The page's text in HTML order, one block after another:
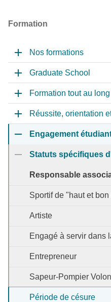
Formation
Nos formations
Graduate School
Formation tout au
Réussite, orientation
Engagement
Statuts spécifiques
Responsable
Sportif de "haut et
Artiste
Engagé à servir dans
Entrepreneur
Sapeur-Pompier
Période de césure